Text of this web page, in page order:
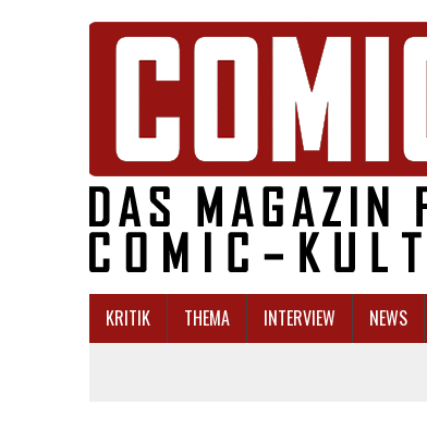
KRITIK THEMA INTERVIEW NEWS